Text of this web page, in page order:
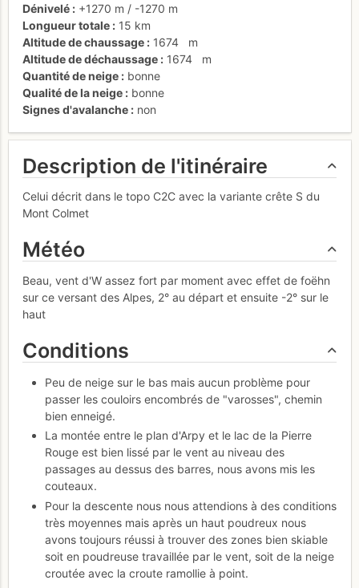
Dénivelé
+1270 m / -1270 m
Longueur totale
15 km
Altitude de chaussage
1674
m
Altitude de déchaussage
1674
m
Quantité de neige
bonne
Qualité de la neige
bonne
Signes d'avalanche
non
Description de l'itinéraire
Celui décrit dans le topo C2C avec la variante crête S du
Mont Colmet
Météo
Beau, vent d'W assez fort par moment avec effet de foëhn
sur ce versant des Alpes, 2° au départ et ensuite -2° sur le
haut
Conditions
Peu de neige sur le bas mais aucun problème pour
passer les couloirs encombrés de "varosses", chemin
bien enneigé.
La montée entre le plan d'Arpy et le lac de la Pierre
Rouge est bien lissé par le vent au niveau des
passages au dessus des barres, nous avons mis les
couteaux.
Pour la descente nous nous attendions à des conditions
très moyennes mais après un haut poudreux nous
avons toujours réussi à trouver des zones bien skiable
soit en poudreuse travaillée par le vent, soit de la neige
croutée avec la croute ramollie à point.